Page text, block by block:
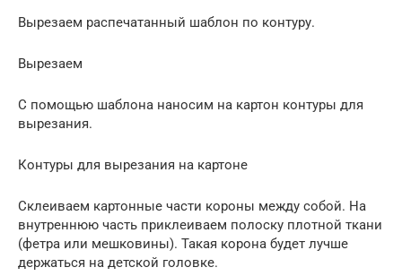
Вырезаем распечатанный шаблон по контуру.
Вырезаем
С помощью шаблона наносим на картон контуры для
вырезания.
Контуры для вырезания на картоне
Склеиваем картонные части короны между собой. На
внутреннюю часть приклеиваем полоску плотной ткани
(фетра или мешковины). Такая корона будет лучше
держаться на детской головке.